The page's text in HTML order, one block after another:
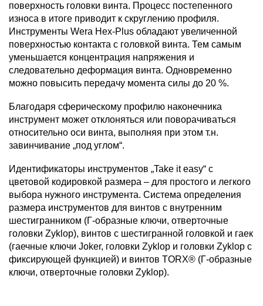
поверхность головки винта. Процесс постепенного
износа в итоге приводит к скруглению профиля.
Инструменты Wera Hex-Plus обладают увеличенной
поверхностью контакта с головкой винта. Тем самым
уменьшается концентрация напряжения и
следовательно деформация винта. Одновременно
можно повысить передачу момента силы до 20 %.
Благодаря сферическому профилю наконечника
инструмент может отклоняться или поворачиваться
относительно оси винта, выполняя при этом т.н.
завинчивание „под углом“.
Идентификаторы инструментов „Take it easy“ с
цветовой кодировкой размера – для простого и легкого
выбора нужного инструмента. Система определения
размера инструментов для винтов с внутренним
шестигранником (Г-образные ключи, отверточные
головки Zyklop), винтов с шестигранной головкой и гаек
(гаечные ключи Joker, головки Zyklop и головки Zyklop с
фиксирующей функцией) и винтов TORX® (Г-образные
ключи, отверточные головки Zyklop).